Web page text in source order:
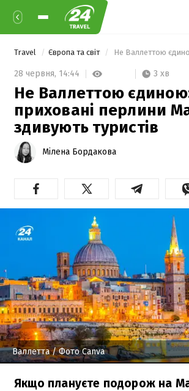
Travel Європа та світ
28 червня, 14:44 3 хв
Не Валлеттою
приховані перлини
здивують туристів
Мілена Бордакова
Валлетта/ Фото Canva
Якщо плануєте подорож на